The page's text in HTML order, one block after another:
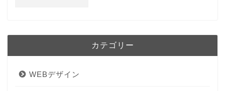
カテゴリー
WEBデザイン